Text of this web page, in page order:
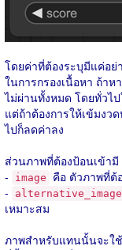
โดยค่าที่ต้องระบุมีแค่อย่
ในการกรองเนื้อหา ถ้าห
ไม่ผ่านทั้งหมด โดยทั่วไ
แต่ถ้าต้องการให้เข้มงว
ไปก็ลดค่าลง
ส่วนภาพที่ต้องป้อนเข้า
-
image
คือ ตัวภาพที่ต้
-
alternative_image
เหมาะสม
ภาพสำหรับแทนนั้นจะใช้